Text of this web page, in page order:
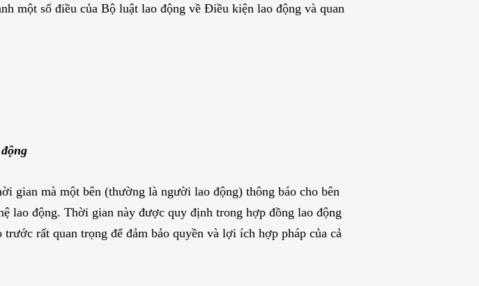
một số điều của Bộ luật lao động về Điều kiện lao động và quan
gian mà một bên (thường là người lao động) thông báo cho bên
lao động. Thời gian này được quy định trong hợp đồng lao động
rất quan trọng để đảm bảo quyền và lợi ích hợp pháp của cả